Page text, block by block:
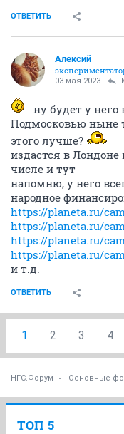
ОТВЕТИТЬ
Алексий
03 мая 2023
ну будет у него
Подмосковью ныне
этого лучше?
издастся в Лондоне
числе и тут
напомню, у него
народное
https://planeta.ru/
https://planeta.ru/
https://planeta.ru/
https://planeta.ru/
и т.д.
ОТВЕТИТЬ
1 2 3 4
НГС.Форум Основные
ТОП 5